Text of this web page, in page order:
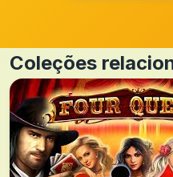
Coleções